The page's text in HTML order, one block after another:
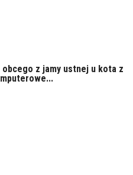
z jamy ustnej u kota z